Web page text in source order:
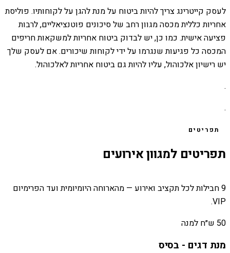
לעסק קייטרינג צריך להיות ביטוח על מנת להגן על לקוחותיו. פוליסת
אחריות כללית מכסה מגוון רחב של סיכונים פוטנציאליים, לרבות
פציעה אישית. כמו כן, יש לבדוק ביטוח אחריות למשקאות חריפים
המכסה כל פגיעות שנגרמו על ידי לקוחות שיכורים. אם לעסק שלך
יש רישיון אלכוהול, עליו להיות גם ביטוח אחריות לאלכוהול.
.
.
תפריטים
תפריטים למגוון אירועים
9 חבילות לכל תקציב ואירוע — מהארוחה היומיומית ועד הפרימיום
VIP.
50 ש״ח למנה
מנת דגים - בסיס